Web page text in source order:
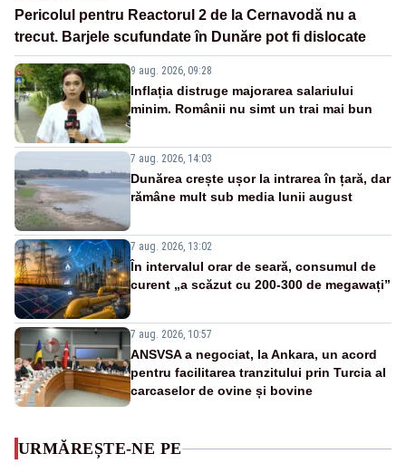
Pericolul pentru Reactorul 2 de la Cernavodă nu a
trecut. Barjele scufundate în Dunăre pot fi dislocate
9 aug. 2026, 09:28
Inflația distruge majorarea salariului
minim. Românii nu simt un trai mai bun
7 aug. 2026, 14:03
Dunărea crește ușor la intrarea în țară, dar
rămâne mult sub media lunii august
7 aug. 2026, 13:02
În intervalul orar de seară, consumul de
curent „a scăzut cu 200-300 de megawați”
7 aug. 2026, 10:57
ANSVSA a negociat, la Ankara, un acord
pentru facilitarea tranzitului prin Turcia al
carcaselor de ovine și bovine
URMĂREȘTE-NE PE